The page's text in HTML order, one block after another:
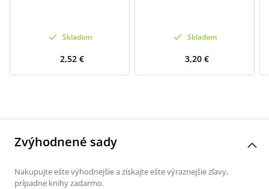
Skladom
2,52 €
Skladom
3,20 €
Zvýhodnené sady
Nakupujte ešte výhodnejšie a získajte ešte výraznejšie zľavy,
prípadne knihy zadarmo.